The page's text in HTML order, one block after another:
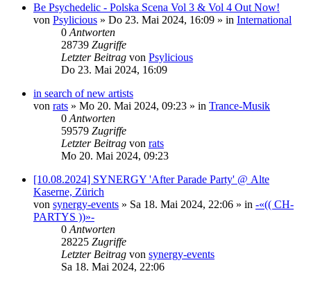
Be Psychedelic - Polska Scena Vol 3 & Vol 4 Out Now!
von Psylicious » Do 23. Mai 2024, 16:09 » in International
0 Antworten
28739 Zugriffe
Letzter Beitrag von Psylicious
Do 23. Mai 2024, 16:09
in search of new artists
von rats » Mo 20. Mai 2024, 09:23 » in Trance-Musik
0 Antworten
59579 Zugriffe
Letzter Beitrag von rats
Mo 20. Mai 2024, 09:23
[10.08.2024] SYNERGY 'After Parade Party' @ Alte
Kaserne, Zürich
von synergy-events » Sa 18. Mai 2024, 22:06 » in -«(( CH-
PARTYS ))»-
0 Antworten
28225 Zugriffe
Letzter Beitrag von synergy-events
Sa 18. Mai 2024, 22:06